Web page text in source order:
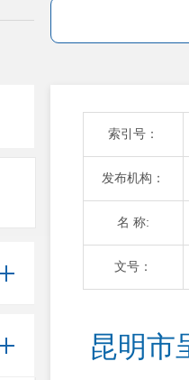
索引号：
发布机构：
名 称:
文号：
昆明市